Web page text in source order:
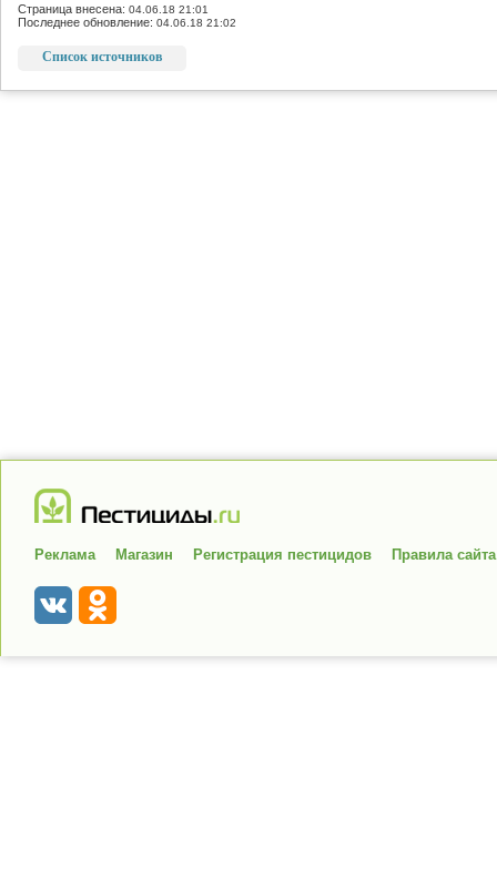
Страница внесена: 04.06.18 21:01
Последнее обновление: 04.06.18 21:02
Список источников
Реклама Магазин Регистрация пестицидов Правила сайта